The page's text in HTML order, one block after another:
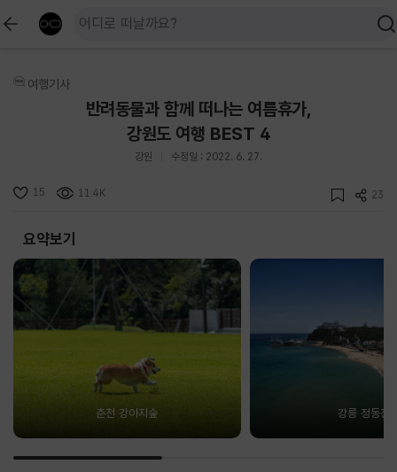
여행기사
반려동물과 함께 떠나는 여름휴가,
강원도 여행 BEST 4
강원 수정일 : 2022. 6. 27.
15 11.4K 23
요약보기
춘천 강아지숲 강릉 정동진